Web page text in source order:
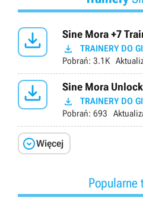
 Sine Mora +7
 TRAINERY DO
Pobrań: 3.1K
 Sine Mora
 TRAINERY DO
Pobrań: 693
Więcej
Popularne